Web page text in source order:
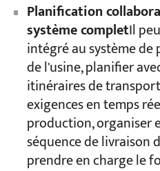
Planification
système completIl
intégré au système
de l'usine, planifier
itinéraires de
exigences en temps
production, organiser
séquence de livraison
prendre en charge le